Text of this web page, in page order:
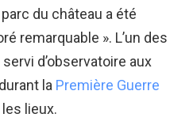
du château a été
remarquable ». L’un des
d’observatoire aux
la Première Guerre
lieux.